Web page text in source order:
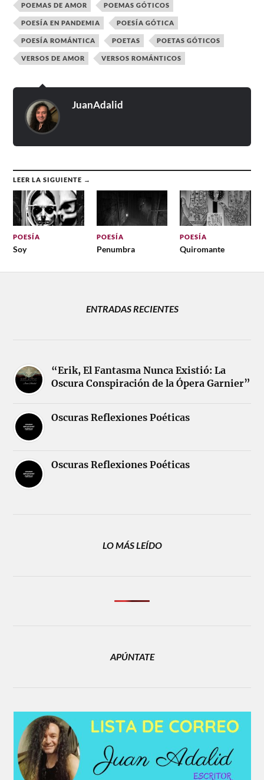
POEMAS DE AMOR POEMAS GÓTICOS
POESÍA EN PANDEMIA POESÍA GÓTICA
POESÍA ROMÁNTICA POETAS POETAS GÓTICOS
VERSOS DE AMOR VERSOS ROMÁNTICOS
JuanAdalid
LEER LA SIGUIENTE →
POESÍA
Soy
POESÍA
Penumbra
POESÍA
Quiromante
ENTRADAS RECIENTES
“Erik, El Fantasma Nunca Existió: La
Oscura Conspiración de la Ópera Garnier”
Oscuras Reflexiones Poéticas
Oscuras Reflexiones Poéticas
LO MÁS LEÍDO
APÚNTATE